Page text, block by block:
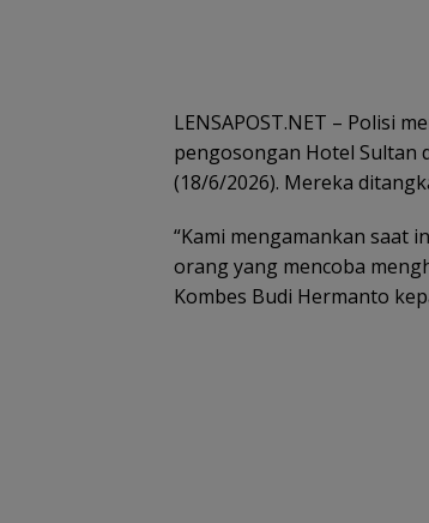
LENSAPOST.NET – Polisi
pengosongan Hotel Sultan
(18/6/2026). Mereka
“Kami mengamankan saat
orang yang mencoba
Kombes Budi Hermanto